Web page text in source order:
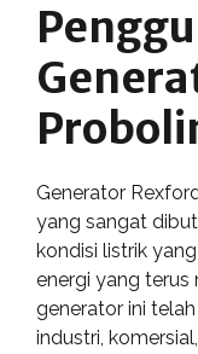
Generator
yang sangat
kondisi listrik
energi yang terus
generator ini
industri,